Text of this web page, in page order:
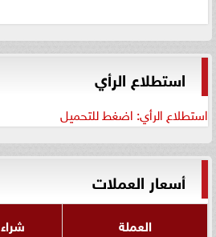
استطلاع الرأي
استطلاع الرأي: اضغط للتحميل
أسعار العملات
العملة شراء